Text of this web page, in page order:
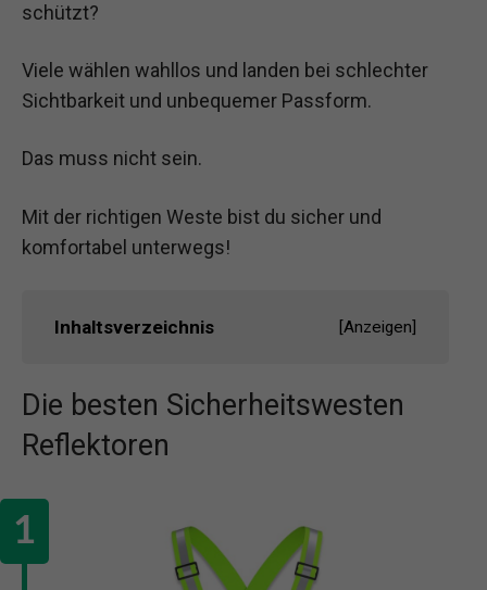
schützt?
Viele wählen wahllos und landen bei schlechter
Sichtbarkeit und unbequemer Passform.
Das muss nicht sein.
Mit der richtigen Weste bist du sicher und
komfortabel unterwegs!
Inhaltsverzeichnis [Anzeigen]
Die besten Sicherheitswesten
Reflektoren